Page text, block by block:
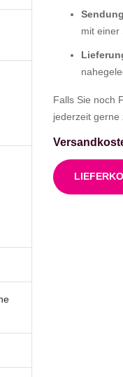
mit einer
Falls Sie noch
jederzeit gerne